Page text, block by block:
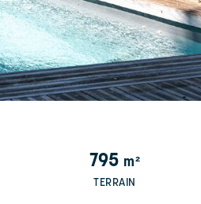
795 m²
TERRAIN